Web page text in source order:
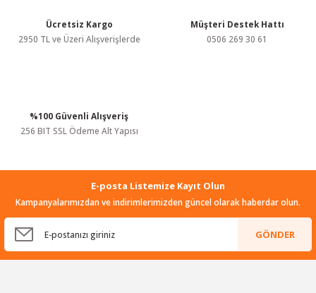
Bu ürüne benzer farklı alternatifler olmalı.
Ücretsiz Kargo
2950 TL ve Üzeri Alışverişlerde
Müşteri Destek Hattı
0506 269 30 61
%100 Güvenli Alışveriş
256 BIT SSL Ödeme Alt Yapısı
E-posta Listemize Kayıt Olun
Kampanyalarımızdan ve indirimlerimizden güncel olarak haberdar olun.
GÖNDER